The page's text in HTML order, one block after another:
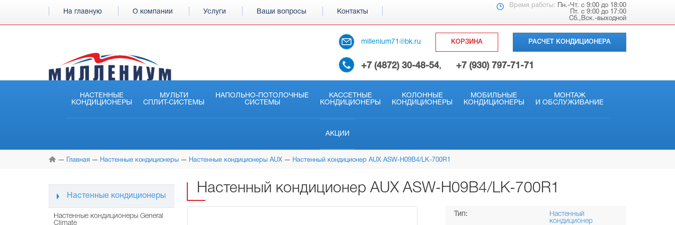
На главную О компании Услуги Ваши вопросы Контакты
Время работы: Пн.-Чт. с 9:00 до 18:00
Пт. с 9:00 до 17:00
Сб.,Вск.-выходной
millenium71@bk.ru КОРЗИНА РАСЧЕТ КОНДИЦИОНЕРА
+7 (4872) 30-48-54, +7 (930) 797-71-71
НАСТЕННЫЕ
КОНДИЦИОНЕРЫ
МУЛЬТИ
СПЛИТ-СИСТЕМЫ
НАПОЛЬНО-ПОТОЛОЧНЫЕ
СИСТЕМЫ
КАССЕТНЫЕ
КОНДИЦИОНЕРЫ
КОЛОННЫЕ
КОНДИЦИОНЕРЫ
МОБИЛЬНЫЕ
КОНДИЦИОНЕРЫ
МОНТАЖ
И ОБСЛУЖИВАНИЕ
АКЦИИ
Главная Настенные кондиционеры Настенные кондиционеры AUX Настенный кондиционер AUX ASW-H09B4/LK-700R1
Настенные кондиционеры
Настенные кондиционеры General
Climate
Настенный кондиционер AUX ASW-H09B4/LK-700R1
Тип:
Настенный
кондиционер